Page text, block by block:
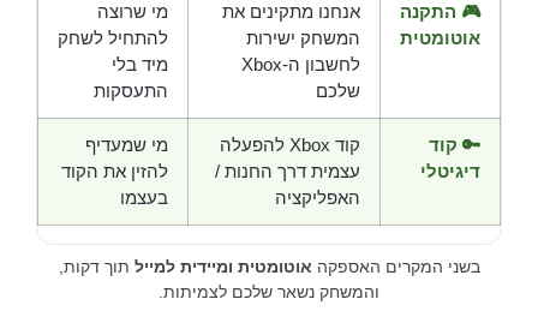
🎮 התקנה
אוטומטית
אנחנו מתקינים את
המשחק ישירות
לחשבון ה-Xbox
שלכם
מי שרוצה
להתחיל לשחק
מיד בלי
התעסקות
🔑 קוד
דיגיטלי
קוד Xbox להפעלה
עצמית דרך החנות /
האפליקציה
מי שמעדיף
להזין את הקוד
בעצמו
בשני המקרים האספקה אוטומטית ומיידית למייל תוך דקות,
והמשחק נשאר שלכם לצמיתות.